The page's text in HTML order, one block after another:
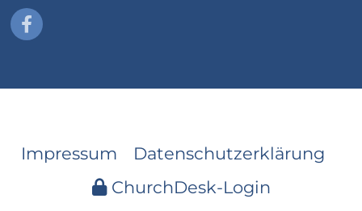
Impressum
Datenschutzerklärung
ChurchDesk-Login